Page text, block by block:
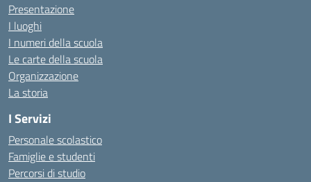
Presentazione
I luoghi
I numeri della scuola
Le carte della scuola
Organizzazione
La storia
I Servizi
Personale scolastico
Famiglie e studenti
Percorsi di studio